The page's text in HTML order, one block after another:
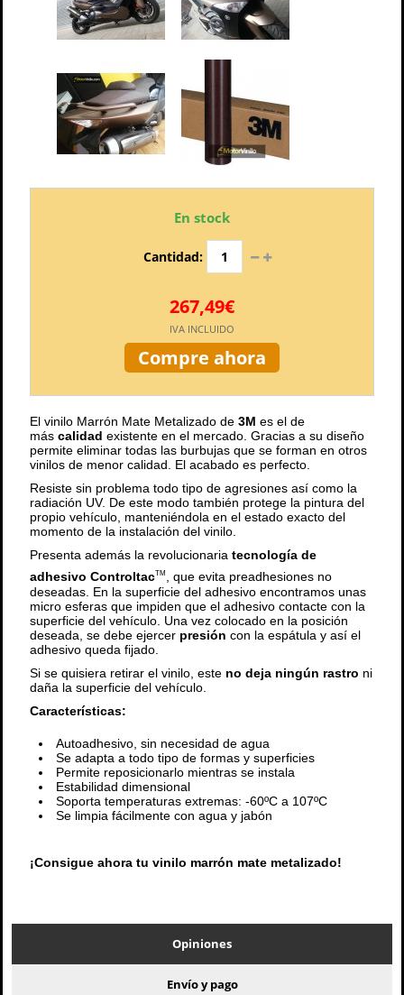
En stock
Cantidad:
267,49€
IVA INCLUIDO
Compre ahora
El vinilo Marrón Mate Metalizado de 3M es el de
más calidad existente en el mercado. Gracias a su diseño
permite eliminar todas las burbujas que se forman en otros
vinilos de menor calidad. El acabado es perfecto.
Resiste sin problema todo tipo de agresiones así como la
radiación UV. De este modo también protege la pintura del
propio vehículo, manteniéndola en el estado exacto del
momento de la instalación del vinilo.
Presenta además la revolucionaria tecnología de
adhesivo ControltacTM
, que evita preadhesiones no
deseadas. En la superficie del adhesivo encontramos unas
micro esferas que impiden que el adhesivo contacte con la
superficie del vehículo. Una vez colocado en la posición
deseada, se debe ejercer presión con la espátula y así el
adhesivo queda fijado.
Si se quisiera retirar el vinilo, este no deja ningún rastro ni
daña la superficie del vehículo.
Características:
Autoadhesivo, sin necesidad de agua
Se adapta a todo tipo de formas y superficies
Permite reposicionarlo mientras se instala
Estabilidad dimensional
Soporta temperaturas extremas: -60ºC a 107ºC
Se limpia fácilmente con agua y jabón
¡Consigue ahora tu vinilo marrón mate metalizado!
Opiniones
Envío y pago